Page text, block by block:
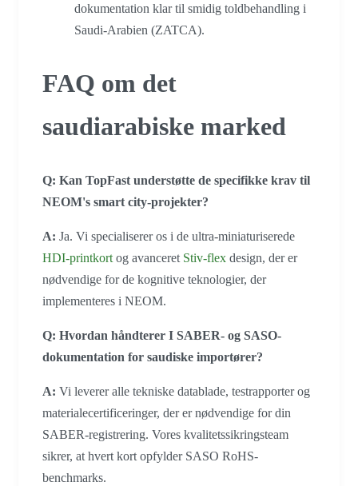
dokumentation klar til smidig toldbehandling i
Saudi-Arabien (ZATCA).
FAQ om det
saudiarabiske marked
Q: Kan TopFast understøtte de specifikke krav til
NEOM's smart city-projekter?
A: Ja. Vi specialiserer os i de ultra-miniaturiserede
HDI-printkort og avanceret Stiv-flex design, der er
nødvendige for de kognitive teknologier, der
implementeres i NEOM.
Q: Hvordan håndterer I SABER- og SASO-
dokumentation for saudiske importører?
A: Vi leverer alle tekniske datablade, testrapporter og
materialecertificeringer, der er nødvendige for din
SABER-registrering. Vores kvalitetssikringsteam
sikrer, at hvert kort opfylder SASO RoHS-
benchmarks.